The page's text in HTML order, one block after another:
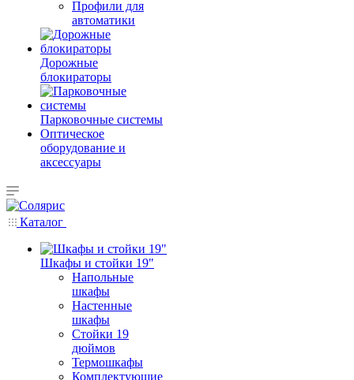
Профили для
автоматики
Дорожные
блокираторы
Парковочные системы
Оптическое
оборудование и
аксессуары
Каталог
Шкафы и стойки 19"
Напольные
шкафы
Настенные
шкафы
Стойки 19
дюймов
Термошкафы
Комплектующие